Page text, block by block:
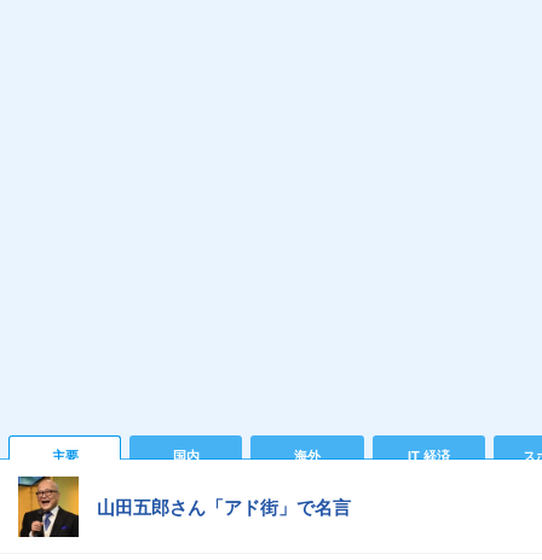
主要 国内 海外 IT 経済 ス
山田五郎さん「アド街」で名言